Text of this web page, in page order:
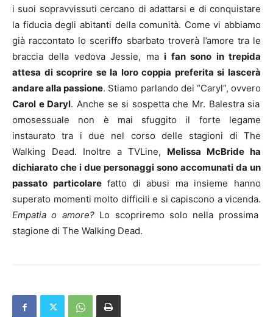
i suoi sopravvissuti cercano di adattarsi e di conquistare
la fiducia degli abitanti della comunità. Come vi abbiamo
già raccontato lo sceriffo sbarbato troverà l’amore tra le
braccia della vedova Jessie, mai fan sono in trepida
attesa di scoprire se la loro coppia preferita si lascerà
andare alla passione. Stiamo parlando dei “Caryl”, ovvero
Carol e Daryl. Anche se si sospetta che Mr. Balestra sia
omosessuale non è mai sfuggito il forte legame
instaurato tra i due nel corso delle stagioni di The
Walking Dead. Inoltre a TVLine, Melissa McBride ha
dichiarato che i due personaggi sono accomunati da un
passato particolarefatto di abusi ma insieme hanno
superato momenti molto difficili e si capiscono a vicenda.
Empatia o amore?Lo scopriremo solo nella prossima
stagione di The Walking Dead.